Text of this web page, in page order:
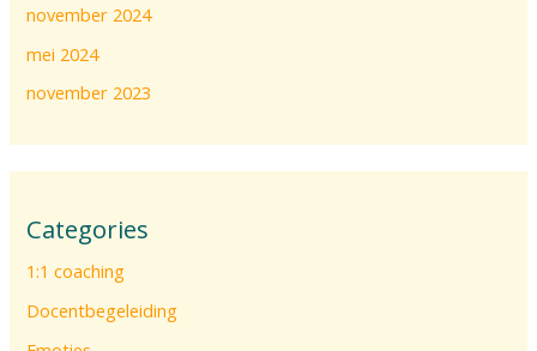
november 2024
mei 2024
november 2023
Categories
1:1 coaching
Docentbegeleiding